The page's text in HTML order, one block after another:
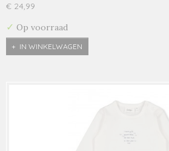
€ 24,99
✓ Op voorraad
IN WINKELWAGEN